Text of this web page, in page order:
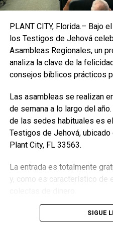
A bordo del Titán, los
participar en expediciones
aunque la inmersión hasta el
profundidadduraba solo
«La inmersión no solo
emocionante y única, sino
comunidad científica a
el océano profundo», apunta
cuyo precio comienza en los
persona.
Además del desaparecido
hasta 4.000 metros de
del sumergibleCyclops 1 ,
El Titán era el único
mundo capaz de sumergir a
PLANT CITY, Florida.– Bajo
los Testigos de Jehová
Asambleas Regionales, un
analiza la clave de la
consejos bíblicos prácticos
Las asambleas se realizan
de semana a lo largo del
de las sedes habituales es
Testigos de Jehová, ubicado
Plant City, FL 33563.
La entrada es totalmente
y, como es característico de
SIGUE